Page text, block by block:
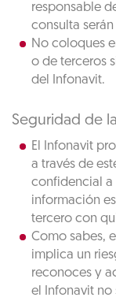
responsable
consulta
No coloques
o de terceros
del Infonavit.
Seguridad de
El Infonavit
a través de
confidencial a
información
tercero con
Como sabes,
implica un
reconoces y
el Infonavit no